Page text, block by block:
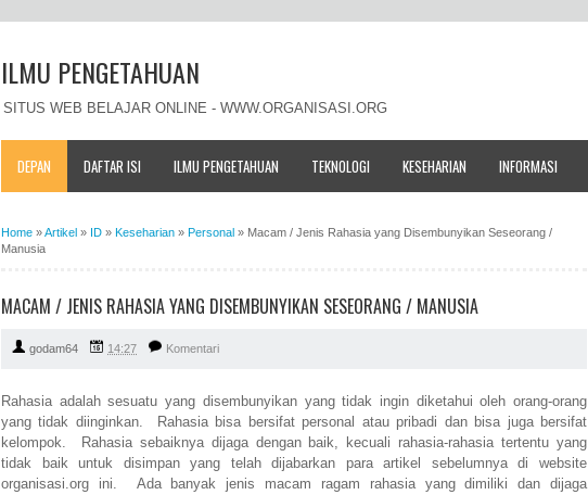
ILMU PENGETAHUAN
SITUS WEB BELAJAR ONLINE - WWW.ORGANISASI.ORG
DEPAN DAFTAR ISI ILMU PENGETAHUAN TEKNOLOGI KESEHARIAN INFORMASI
Home »Artikel » ID » Keseharian » Personal » Macam / Jenis Rahasia yang Disembunyikan Seseorang /
Manusia
MACAM / JENIS RAHASIA YANG DISEMBUNYIKAN SESEORANG / MANUSIA
godam64 14:27 Komentari
Rahasia adalah sesuatu yang disembunyikan yang tidak ingin diketahui oleh orang-orang
yang tidak diinginkan. Rahasia bisa bersifat personal atau pribadi dan bisa juga bersifat
kelompok. Rahasia sebaiknya dijaga dengan baik, kecuali rahasia-rahasia tertentu yang
tidak baik untuk disimpan yang telah dijabarkan para artikel sebelumnya di website
organisasi.org ini. Ada banyak jenis macam ragam rahasia yang dimiliki dan dijaga